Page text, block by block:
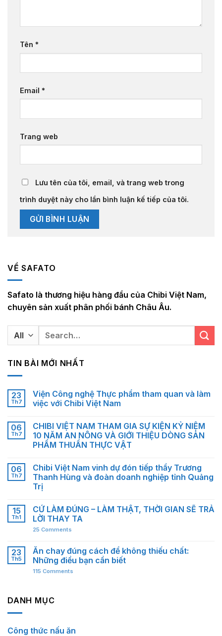
Tên *
Email *
Trang web
Lưu tên của tôi, email, và trang web trong
trình duyệt này cho lần bình luận kế tiếp của tôi.
VỀ SAFATO
Safato là thương hiệu hàng đầu của Chibi Việt Nam,
chuyên sản xuất phân phối bánh Châu Âu.
Search
TIN BÀI MỚI NHẤT
23
Th7
Viện Công nghệ Thực phẩm tham quan và làm
việc với Chibi Việt Nam
06
Th7
CHIBI VIỆT NAM THAM GIA SỰ KIỆN KỶ NIỆM
10 NĂM AN NÔNG VÀ GIỚI THIỆU DÒNG SẢN
PHẨM THUẦN THỰC VẬT
06
Th7
Chibi Việt Nam vinh dự đón tiếp thầy Trương
Thanh Hùng và đoàn doanh nghiệp tỉnh Quảng
Trị
15
Th1
CỨ LÀM ĐÚNG – LÀM THẬT, THỜI GIAN SẼ TRẢ
LỜI THAY TA
25 Comments
23
Th5
Ăn chay đúng cách để không thiếu chất:
Những điều bạn cần biết
115 Comments
DANH MỤC
Công thức nấu ăn